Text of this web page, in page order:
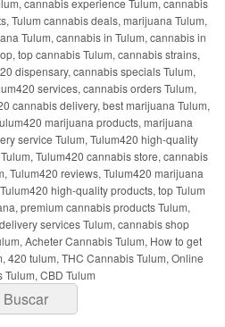
Tulum cannabis deals, marijuana Tulum,
Tulum, cannabis in Tulum, cannabis in
top cannabis Tulum, cannabis strains,
dispensary, cannabis specials Tulum,
services, cannabis orders Tulum,
cannabis delivery, best marijuana Tulum,
marijuana products, marijuana
service Tulum, Tulum420 high-quality
Tulum420 cannabis store, cannabis
Tulum420 reviews, Tulum420 marijuana
high-quality products, top Tulum
premium cannabis products Tulum,
services Tulum, cannabis shop
Acheter Cannabis Tulum, How to get
420 tulum, THC Cannabis Tulum, Online
Tulum, CBD Tulum
Buscar